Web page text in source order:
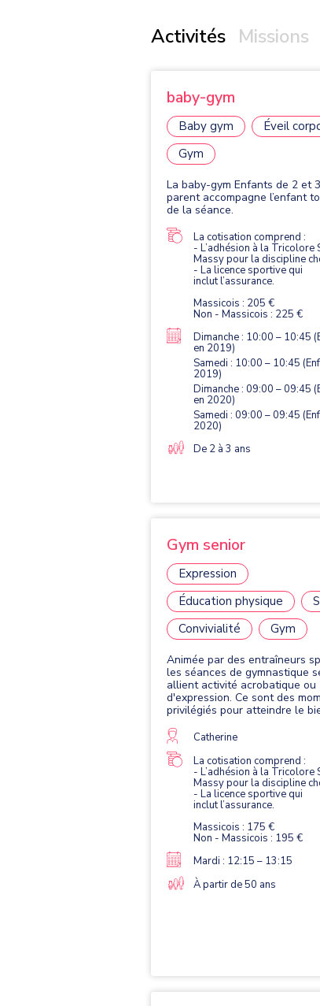
Activités Missions
baby-gym
Baby gym
Éveil
Gym
La baby-gym Enfants de 2 et
parent accompagne l’enfant
de la séance.
La cotisation comprend :
- L’adhésion à la Tricolore
Massy pour la discipline
- La licence sportive qui
inclut l’assurance.
Massicois : 205 €
Non - Massicois : 225 €
Dimanche : 10:00 – 10:45
en 2019)
Samedi : 10:00 – 10:45
2019)
Dimanche : 09:00 – 09:45
en 2020)
Samedi : 09:00 – 09:45
2020)
De 2 à 3 ans
Gym senior
Expression
Éducation physique
Convivialité
Gym
Animée par des entraîneurs
les séances de gymnastique
allient activité acrobatique ou
d'expression. Ce sont des
privilégiés pour atteindre le
capital santé dans une
détente et de convivialité. A
ans, la Gymnastique se veut
plus douce, répondant ainsi à
des corps.
Catherine
La cotisation comprend :
- L’adhésion à la Tricolore
Massy pour la discipline
- La licence sportive qui
inclut l’assurance.
Massicois : 175 €
Non - Massicois : 195 €
Mardi : 12:15 – 13:15
À partir de 50 ans